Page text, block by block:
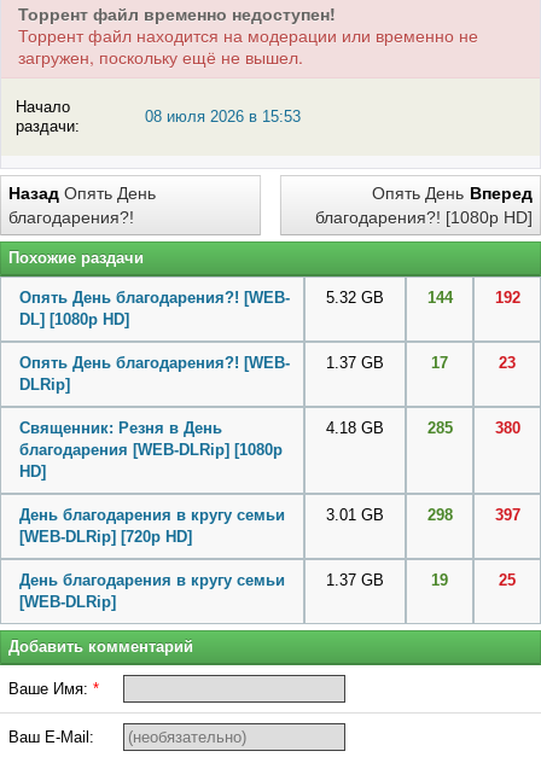
Торрент файл временно недоступен!
Торрент файл находится на модерации или временно не
загружен, поскольку ещё не вышел.
Начало
раздачи:
08 июля 2026 в 15:53
Назад Опять День
благодарения?!
Вперед
Опять День
благодарения?! [1080p HD]
Похожие раздачи
Опять День благодарения?! [WEB-
DL] [1080p HD]
5.32 GB 144 192
Опять День благодарения?! [WEB-
DLRip]
1.37 GB 17 23
Священник: Резня в День
благодарения [WEB-DLRip] [1080p
HD]
4.18 GB 285 380
День благодарения в кругу семьи
[WEB-DLRip] [720p HD]
3.01 GB 298 397
День благодарения в кругу семьи
[WEB-DLRip]
1.37 GB 19 25
Добавить комментарий
Ваше Имя: *
Ваш E-Mail: